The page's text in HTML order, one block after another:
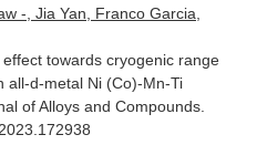
-, Jia Yan, Franco Garcia,
towards cryogenic range
all-d-metal Ni (Co)-Mn-Ti
of Alloys and Compounds.